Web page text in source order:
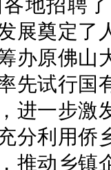
展奠定了
办原佛山
先试行国
进一步激
分利用侨
推动乡镇